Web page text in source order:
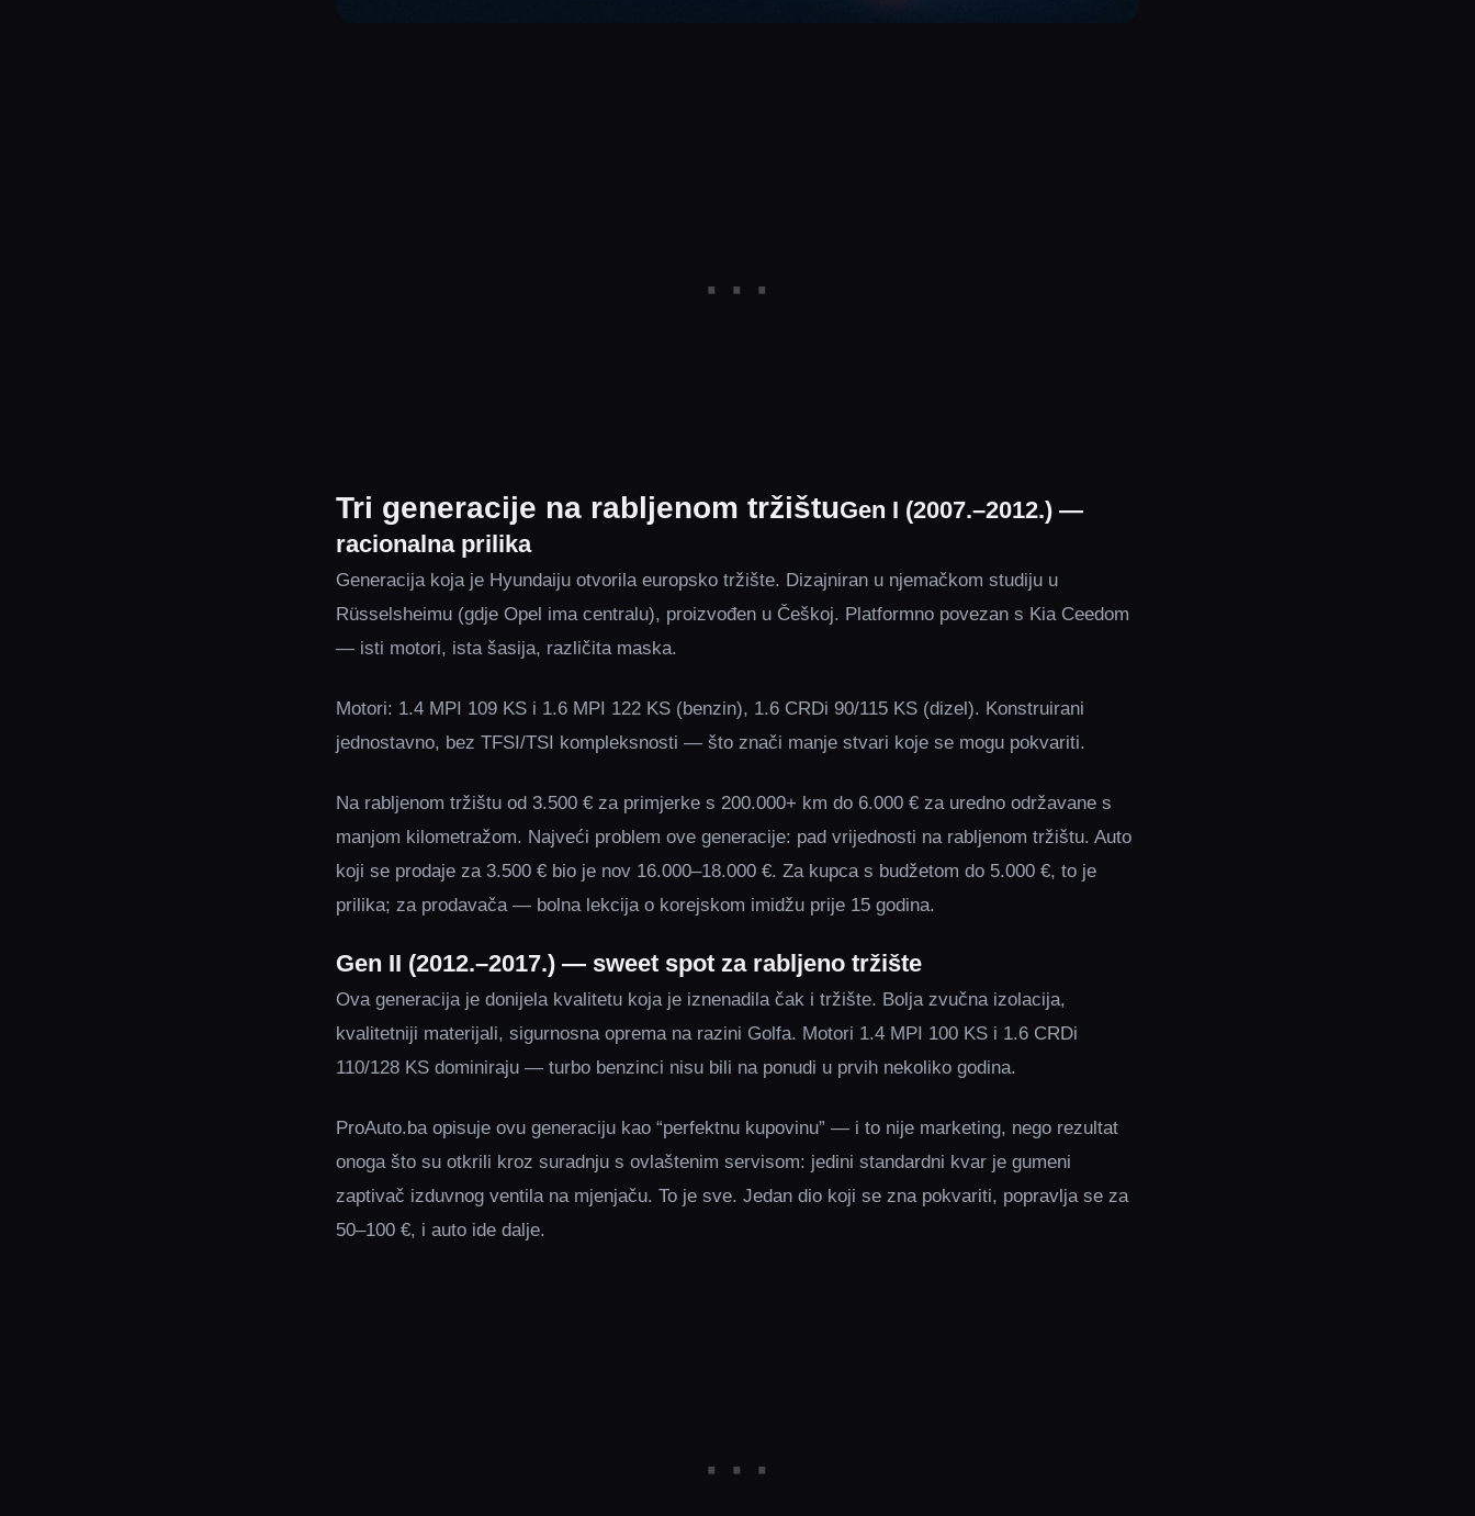
Tri generacije na rabljenom tržištuGen I (2007.–2012.) —
racionalna prilika
Generacija koja je Hyundaiju otvorila europsko tržište. Dizajniran u njemačkom studiju u
Rüsselsheimu (gdje Opel ima centralu), proizvođen u Češkoj. Platformno povezan s Kia Ceedom
— isti motori, ista šasija, različita maska.
Motori: 1.4 MPI 109 KS i 1.6 MPI 122 KS (benzin), 1.6 CRDi 90/115 KS (dizel). Konstruirani
jednostavno, bez TFSI/TSI kompleksnosti — što znači manje stvari koje se mogu pokvariti.
Na rabljenom tržištu od 3.500 € za primjerke s 200.000+ km do 6.000 € za uredno održavane s
manjom kilometražom. Najveći problem ove generacije: pad vrijednosti na rabljenom tržištu. Auto
koji se prodaje za 3.500 € bio je nov 16.000–18.000 €. Za kupca s budžetom do 5.000 €, to je
prilika; za prodavača — bolna lekcija o korejskom imidžu prije 15 godina.
Gen II (2012.–2017.) — sweet spot za rabljeno tržište
Ova generacija je donijela kvalitetu koja je iznenadila čak i tržište. Bolja zvučna izolacija,
kvalitetniji materijali, sigurnosna oprema na razini Golfa. Motori 1.4 MPI 100 KS i 1.6 CRDi
110/128 KS dominiraju — turbo benzinci nisu bili na ponudi u prvih nekoliko godina.
ProAuto.ba opisuje ovu generaciju kao “perfektnu kupovinu” — i to nije marketing, nego rezultat
onoga što su otkrili kroz suradnju s ovlaštenim servisom: jedini standardni kvar je gumeni
zaptivač izduvnog ventila na mjenjaču. To je sve. Jedan dio koji se zna pokvariti, popravlja se za
50–100 €, i auto ide dalje.